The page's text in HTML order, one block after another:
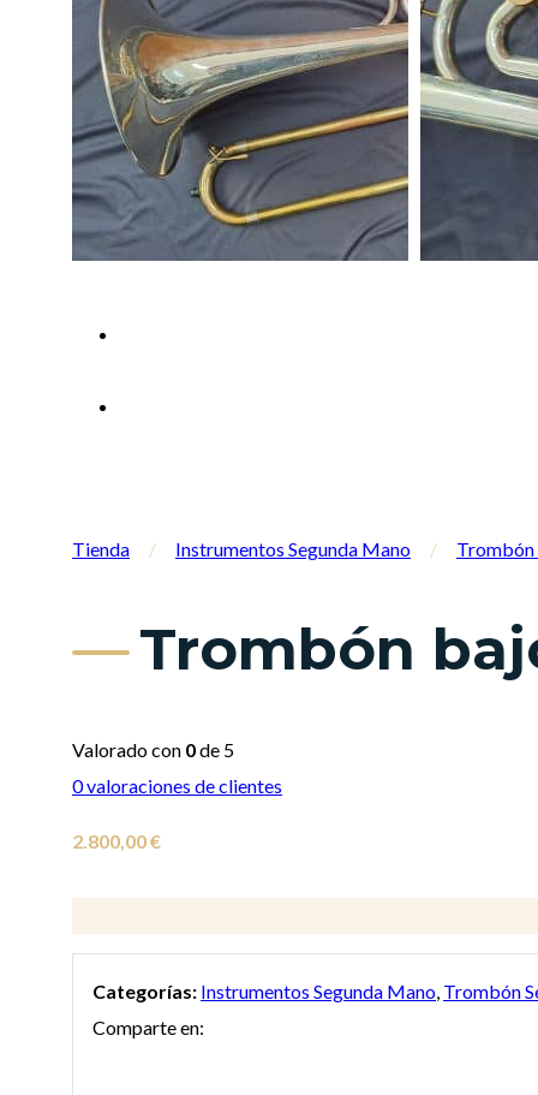
Tienda / Instrumentos Segunda Mano / Trombón
Trombón
Valorado con 0de 5
0valoraciones de clientes
2.800,00€
Categorías: Instrumentos Segunda Mano Trombón
Comparte en: